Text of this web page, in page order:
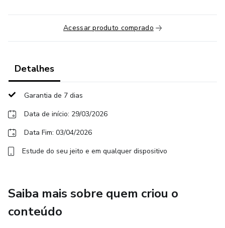
Acessar produto comprado
Detalhes
Garantia de 7 dias
Data de início: 29/03/2026
Data Fim: 03/04/2026
Estude do seu jeito e em qualquer dispositivo
Saiba mais sobre quem criou o
conteúdo